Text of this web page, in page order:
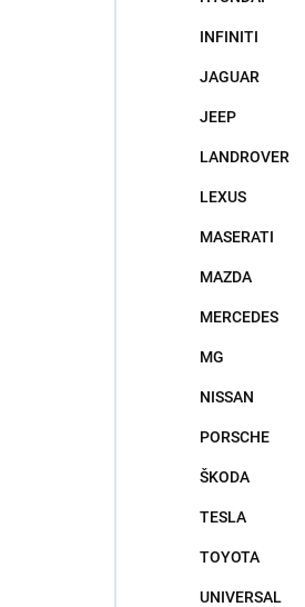
INFINITI
JAGUAR
JEEP
LANDROVER
LEXUS
MASERATI
MAZDA
MERCEDES
MG
NISSAN
PORSCHE
ŠKODA
TESLA
TOYOTA
UNIVERSAL